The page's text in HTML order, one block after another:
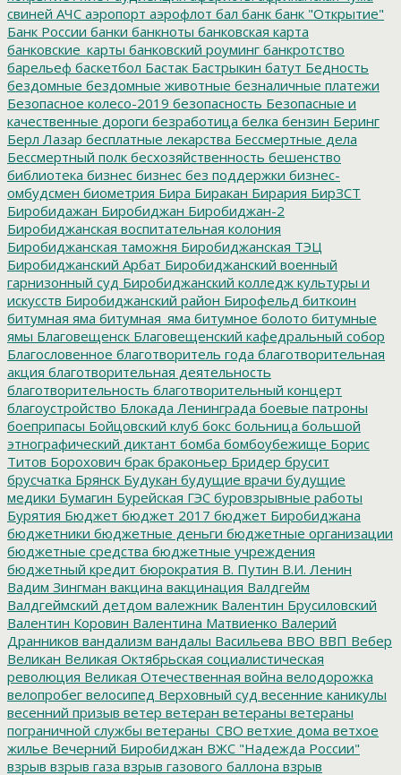
свиней АЧС аэропорт аэрофлот бал банк банк "Открытие"
Банк России банки банкноты банковская карта
банковские_карты банковский роуминг банкротство
барельеф баскетбол Бастак Бастрыкин батут Бедность
бездомные бездомные животные безналичные платежи
Безопасное колесо-2019 безопасность Безопасные и
качественные дороги безработица белка бензин Беринг
Берл Лазар бесплатные лекарства Бессмертные дела
Бессмертный полк бесхозяйственность бешенство
библиотека бизнес бизнес без поддержки бизнес-
омбудсмен биометрия Бира Биракан Бирария БирЗСТ
Биробидажан Биробиджан Биробиджан-2
Биробиджанская воспитательная колония
Биробиджанская таможня Биробиджанская ТЭЦ
Биробиджанский Арбат Биробиджанский военный
гарнизонный суд Биробиджанский колледж культуры и
искусств Биробиджанский район Бирофельд биткоин
битумная яма битумная_яма битумное болото битумные
ямы Благовещенск Благовещенский кафедральный собор
Благословенное благотворитель года благотворительная
акция благотворительная деятельность
благотворительность благотворительный концерт
благоустройство Блокада Ленинграда боевые патроны
боеприпасы Бойцовский клуб бокс больница большой
этнографический диктант бомба бомбоубежище Борис
Титов Борохович брак браконьер Бридер брусит
брусчатка Брянск Будукан будущие врачи будущие
медики Бумагин Бурейская ГЭС буровзрывные работы
Бурятия Бюджет бюджет 2017 бюджет Биробиджана
бюджетники бюджетные деньги бюджетные организации
бюджетные средства бюджетные учреждения
бюджетный кредит бюрократия В. Путин В.И. Ленин
Вадим Зингман вакцина вакцинация Валдгейм
Валдгеймский детдом валежник Валентин Брусиловский
Валентин Коровин Валентина Матвиенко Валерий
Дранников вандализм вандалы Васильева ВВО ВВП Вебер
Великан Великая Октябрьская социалистическая
революция Великая Отечественная война велодорожка
велопробег велосипед Верховный суд весенние каникулы
весенний призыв ветер ветеран ветераны ветераны
пограничной службы ветераны_СВО ветхие дома ветхое
жилье Вечерний Биробиджан ВЖС "Надежда России"
взрыв взрыв газа взрыв газового баллона взрыв